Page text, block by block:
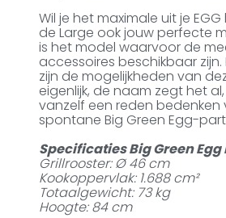
Wil je het maximale uit je
de Large ook jouw perfecte
is het model waarvoor de
accessoires beschikbaar
zijn de mogelijkheden van
eigenlijk, de naam zegt het
vanzelf een reden bedenken
spontane Big Green Egg-
Specificaties Big Green Egg
Grillrooster: Ø 46 cm
Kookoppervlak: 1.688 cm²
Totaalgewicht: 73 kg
Hoogte: 84 cm